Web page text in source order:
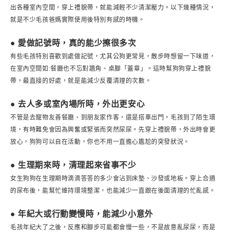
出各種室內空間，穿上禮貌帶，就能減輕不少清潔壓力。以下幾種情況，
就是不少毛孩爸媽實際使用後特別有感的時機。
● 愛做記號時，真的能少擦很多次
有些毛孩特別喜歡到處做記號，尤其公狗更常見，散步時想留一下味道，
在室內空間如:餐廳也不忘對牆角、桌腳「蓋章」。這時幫狗狗穿上禮貌
帶，最直接的好處，就是能減少反覆清理的次數。
● 去人多或室內場所時，外出更安心
不管是去寵物友善餐廳、到朋友家作客，還是搭車出門，毛孩到了陌生環
境，有時難免會因為興奮或緊張而突然尿尿。先穿上禮貌帶，外出時會更
放心，狗狗可以自在活動，你也不用一直擔心尷尬的突發狀況。
● 生理期來時，清理起來省事不少
女生狗狗在生理期時滴滴答答的多少會沾到床墊、沙發或地板。穿上合適
的尿布後，能幫忙維持環境整潔，也能減少一直跟在後面清理的忙亂感。
● 年紀大或行動變慢時，能減少小意外
毛孩年紀大了之後，反應和腳步可能都會慢一些，不是故意亂尿尿，而是